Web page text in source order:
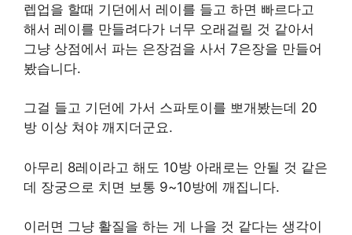
렙업을 할때 기던에서 레이를 들고 하면 빠르다고
해서 레이를 만들려다가 너무 오래걸릴 것 같아서
그냥 상점에서 파는 은장검을 사서 7은장을 만들어
봤습니다.
그걸 들고 기던에 가서 스파토이를 뽀개봤는데 20
방 이상 쳐야 깨지더군요.
아무리 8레이라고 해도 10방 아래로는 안될 것 같은
데 장궁으로 치면 보통 9~10방에 깨집니다.
이러면 그냥 활질을 하는 게 나을 것 같다는 생각이